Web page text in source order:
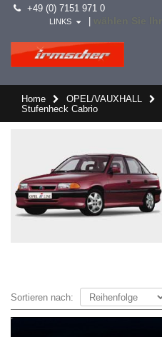
+49 (0) 7151 971 0
LINKS
Home OPEL/VAUXHALL
Stufenheck Cabrio
Sortieren nach: